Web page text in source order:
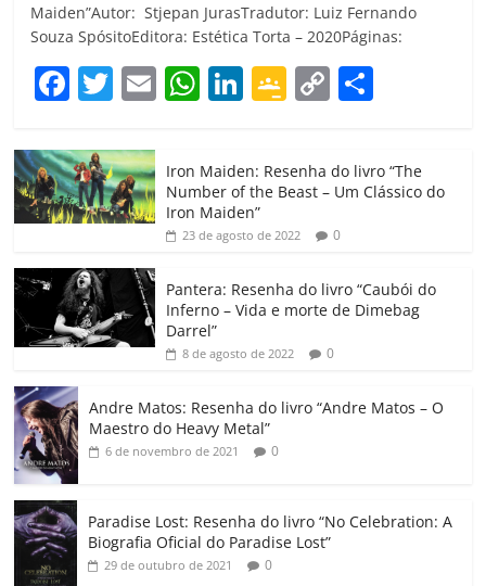
Maiden”Autor: Stjepan JurasTradutor: Luiz Fernando
Souza SpósitoEditora: Estética Torta – 2020Páginas:
F
c
e
b
o
o
k
T
itt
er
E W
s
A
p
Li
e
dI
G
gl
e
Cl
a
ss
ro
o
C
y
Li
k
p
h
ar
Iron Maiden: Resenha do livro “The
Number of the Beast – Um Clássico do
Iron Maiden”
23 de agosto de 2022 0
Pantera: Resenha do livro “Caubói do
Inferno – Vida e morte de Dimebag
Darrel”
8 de agosto de 2022 0
Andre Matos: Resenha do livro “Andre Matos – O
Maestro do Heavy Metal”
6 de novembro de 2021 0
Paradise Lost: Resenha do livro “No Celebration: A
Biografia Oficial do Paradise Lost”
29 de outubro de 2021 0